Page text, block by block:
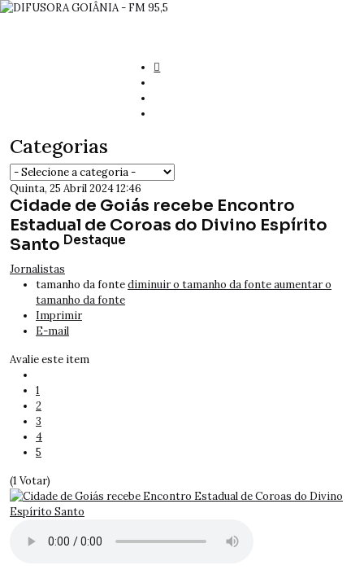
Categorias
Quinta, 25 Abril 2024 12:46
Cidade de Goiás recebe Encontro
Estadual de Coroas do Divino Espírito
Santo Destaque
Jornalistas
tamanho da fontediminuir o tamanho da fonteaumentar o
tamanho da fonte
Imprimir
E-mail
Avalie este item
1
2
3
4
5
(1 Votar)